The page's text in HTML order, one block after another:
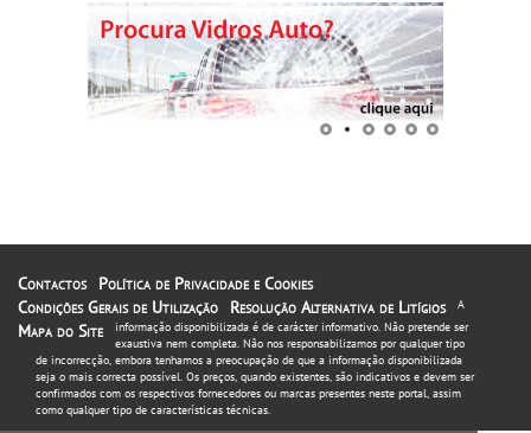
Contactos
Política de Privacidade e Cookies
Condições Gerais de Utilização
Resolução Alternativa de Litígios
Mapa do Site
A
informação disponibilizada é de carácter informativo. Não pretende ser
exaustiva nem completa. Não nos responsabilizamos por qualquer tipo
de incorrecção, embora tenhamos a preocupação de que a informação disponibilizada
seja o mais correcta possível. Os preços, quando existentes, são indicativos e devem ser
confirmados com os respectivos fornecedores ou marcas presentes neste portal, assim
como qualquer tipo de características técnicas.